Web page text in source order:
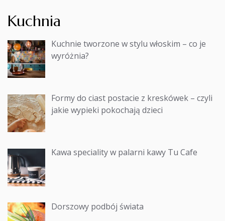
Kuchnia
Kuchnie tworzone w stylu włoskim – co je
wyróżnia?
Formy do ciast postacie z kreskówek – czyli
jakie wypieki pokochają dzieci
Kawa speciality w palarni kawy Tu Cafe
Dorszowy podbój świata